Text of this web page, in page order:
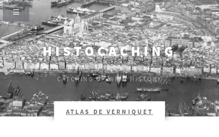
HISTOCACHING
SI CEUX-CI SE TAISENT, LES PIERRES CRIERONT.
CATCHING UP WITH HISTORY
ATLAS DE VERNIQUET